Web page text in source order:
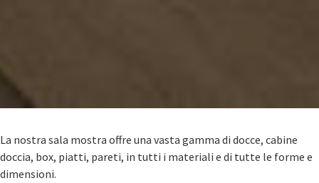
La nostra sala mostra offre una vasta gamma di docce, cabine
doccia, box, piatti, pareti, in tutti i materiali e di tutte le forme e
dimensioni.